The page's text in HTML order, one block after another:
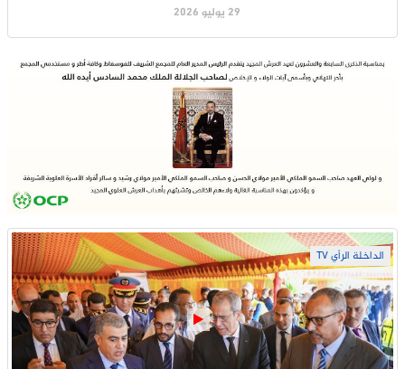
29 يوليو 2026
الداخلة الرأي TV